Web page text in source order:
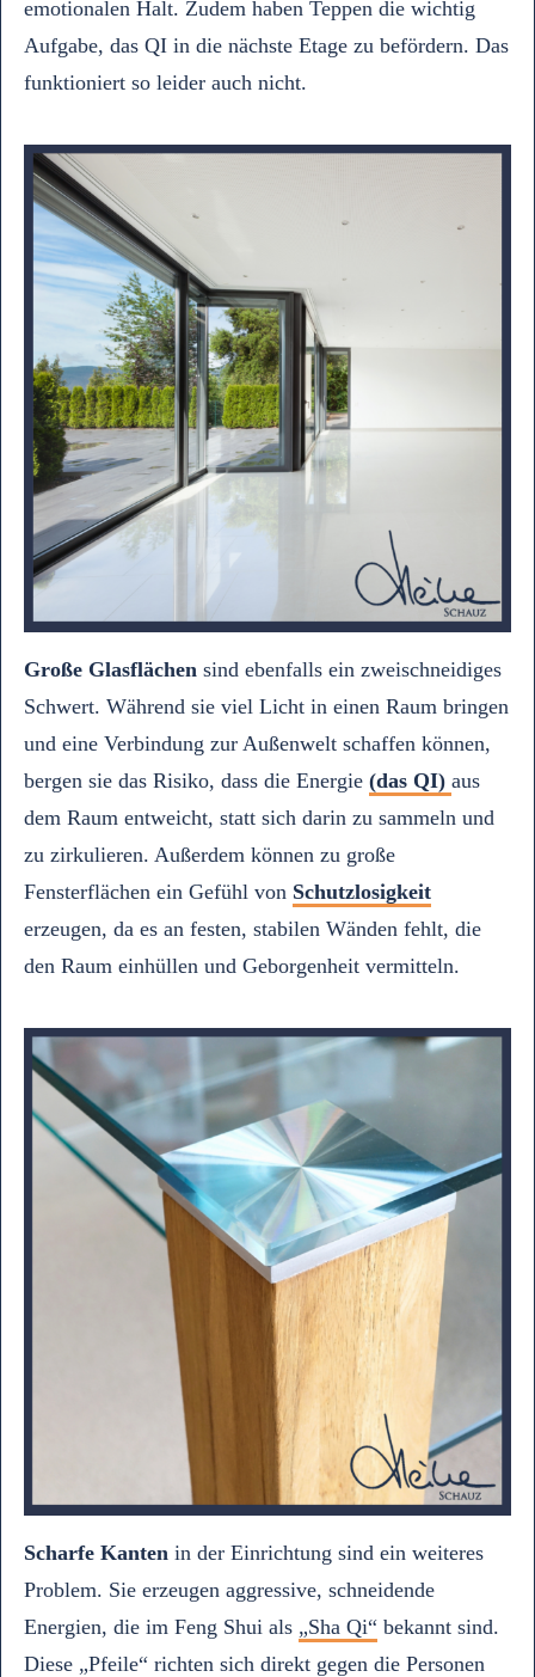
emotionalen Halt. Zudem haben Teppen die wichtig
Aufgabe, das QI in die nächste Etage zu befördern. Das
funktioniert so leider auch nicht.
Große Glasflächen sind ebenfalls ein zweischneidiges
Schwert. Während sie viel Licht in einen Raum bringen
und eine Verbindung zur Außenwelt schaffen können,
bergen sie das Risiko, dass die Energie (das QI) aus
dem Raum entweicht, statt sich darin zu sammeln und
zu zirkulieren. Außerdem können zu große
Fensterflächen ein Gefühl von Schutzlosigkeit
erzeugen, da es an festen, stabilen Wänden fehlt, die
den Raum einhüllen und Geborgenheit vermitteln.
Scharfe Kanten in der Einrichtung sind ein weiteres
Problem. Sie erzeugen aggressive, schneidende
Energien, die im Feng Shui als „Sha Qi“ bekannt sind.
Diese „Pfeile“ richten sich direkt gegen die Personen